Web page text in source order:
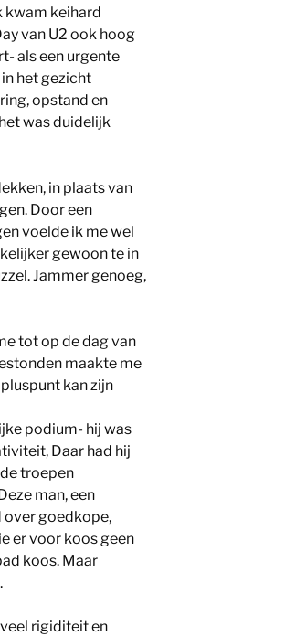
kwam keihard
van U2 ook hoog
als een urgente
het gezicht
opstand en
was duidelijk
in plaats van
Door een
voelde ik me wel
gewoon te in
Jammer genoeg,
tot op de dag van
maakte me
kan zijn
podium- hij was
Daar had hij
troepen
man, een
over goedkope,
er voor koos geen
koos. Maar
rigiditeit en